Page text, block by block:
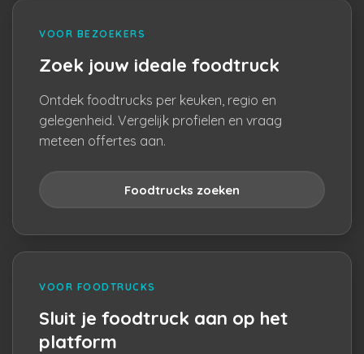
VOOR BEZOEKERS
Zoek jouw ideale foodtruck
Ontdek foodtrucks per keuken, regio en
gelegenheid. Vergelijk profielen en vraag
meteen offertes aan.
Foodtrucks zoeken
VOOR FOODTRUCKS
Sluit je foodtruck aan op het
platform